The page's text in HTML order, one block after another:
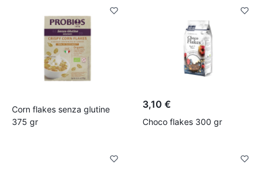
Corn flakes senza glutine
375 gr
3,10 €
Choco flakes 300 gr